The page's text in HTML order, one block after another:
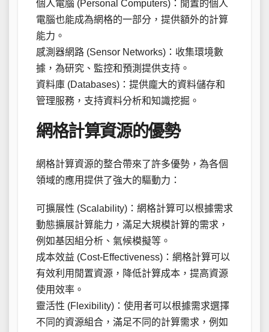
個人電腦 (Personal Computers)：閒置的個人
電腦也能成為網格的一部分，提供額外的計算
能力。
感測器網路 (Sensor Networks)：收集環境數
據，為研究、監控和預測提供支持。
資料庫 (Databases)：提供龐大的資料儲存和
管理服務，支持資料分析和知識挖掘。
網格計算資源的優勢
網格計算資源的整合帶來了許多優勢，為各個
領域的應用提供了強大的驅動力：
可擴展性 (Scalability)：網格計算可以根據需求
動態擴展計算能力，滿足大規模計算的需求，
例如基因組分析、氣候模擬等。
成本效益 (Cost-Effectiveness)：網格計算可以
有效利用閒置資源，降低計算成本，提高資源
使用效率。
靈活性 (Flexibility)：使用者可以根據需求選擇
不同的資源組合，滿足不同的計算需求，例如